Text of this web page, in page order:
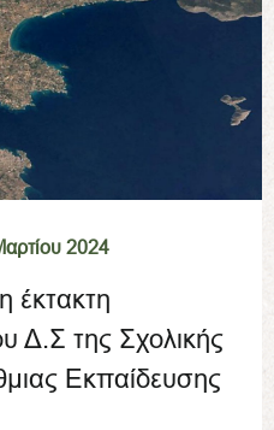
2024
έκτακτη
Δ.Σ της Σχολικής
Εκπαίδευσης